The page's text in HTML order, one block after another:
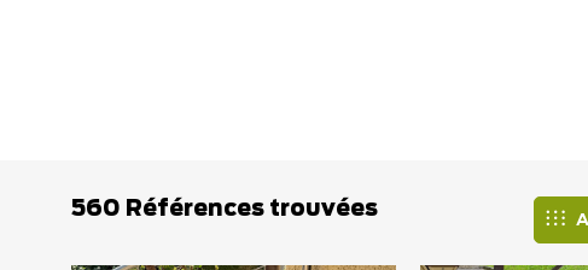
560 Références trouvées